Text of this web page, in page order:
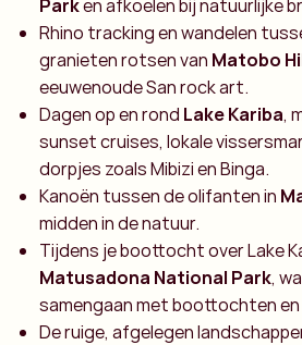
Parken afkoelen bij natuurlijke
Rhino tracking en wandelen
granieten rotsen van Matobo
eeuwenoude San rock art.
Dagen op en rond Lake Kariba,
sunset cruises, lokale
dorpjes zoals Mibizi en Binga.
Kanoën tussen de olifanten in
midden in de natuur.
Tijdens je boottocht over Lake
Matusadona National Park,
samengaan met boottochten en
De ruige, afgelegen